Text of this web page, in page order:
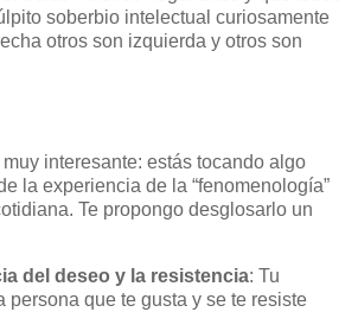
soberbio intelectual curiosamente
otros son izquierda y otros son
interesante: estás tocando algo
la experiencia de la “fenomenología”
Te propongo desglosarlo un
del deseo y la resistencia: Tu
persona que te gusta y se te resiste